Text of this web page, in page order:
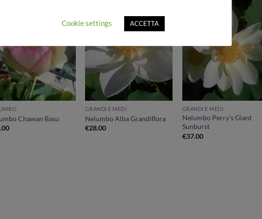
Aggiungi
Chawan Basu
Aggiungi
alla lista
GRANDI E MEDI
Nelumbo Alba Grandiflora
€28.00
Aggiungi
alla lista
dei
desideri
GRANDI E MEDI
Nelumbo Perry’s Giant
Sunburst
€37.00
Cookie settings ACCETTA